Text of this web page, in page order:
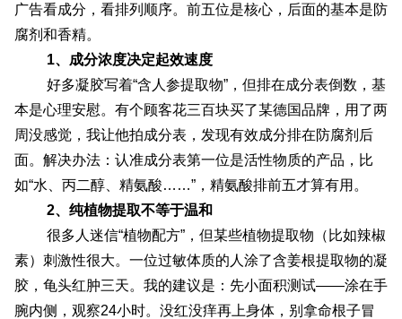
广告看成分，看排列顺序。前五位是核心，后面的基本是防
腐剂和香精。
1、成分浓度决定起效速度
好多凝胶写着“含人参提取物”，但排在成分表倒数，基
本是心理安慰。有个顾客花三百块买了某德国品牌，用了两
周没感觉，我让他拍成分表，发现有效成分排在防腐剂后
面。解决办法：认准成分表第一位是活性物质的产品，比
如“水、丙二醇、精氨酸……”，精氨酸排前五才算有用。
2、纯植物提取不等于温和
很多人迷信“植物配方”，但某些植物提取物（比如辣椒
素）刺激性很大。一位过敏体质的人涂了含姜根提取物的凝
胶，龟头红肿三天。我的建议是：先小面积测试——涂在手
腕内侧，观察24小时。没红没痒再上身体，别拿命根子冒